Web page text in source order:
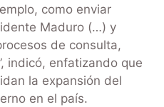
como enviar
Maduro (…) y
de consulta,
indicó, enfatizando que
la expansión del
en el país.